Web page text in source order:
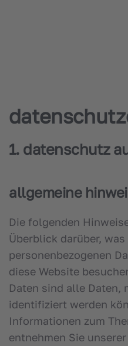
1. datenschutz
allgemeine
Die folgenden
Überblick darüber,
personenbezogenen
diese Website
Daten sind alle Daten,
identifiziert werden
Informationen zum
entnehmen Sie